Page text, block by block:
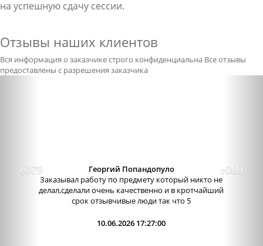
на успешную сдачу сессии.
Отзывы наших клиентов
Вся информация о заказчике строго конфиденциальна Все отзывы
предоставлены с разрешения заказчика
Георгий Попандопуло
Заказывал работу по предмету который никто не
делал,сделали очень качественно и в кротчайший
срок отзывчивые люди так что 5
10.06.2026 17:27:00